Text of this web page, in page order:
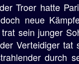
Troer hatte
neue
sein junger
Verteidiger tat
durch